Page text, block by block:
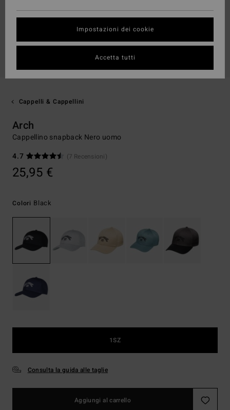
Cappelli & Cappellini
Arch
Cappellino snapback Nero uomo
4.7
(7 Recensioni)
25,95 €
Colori Black
1SZ
Consulta la guida alle taglie
Aggiungi al carrello
Impostazioni dei cookie
Accetta tutti